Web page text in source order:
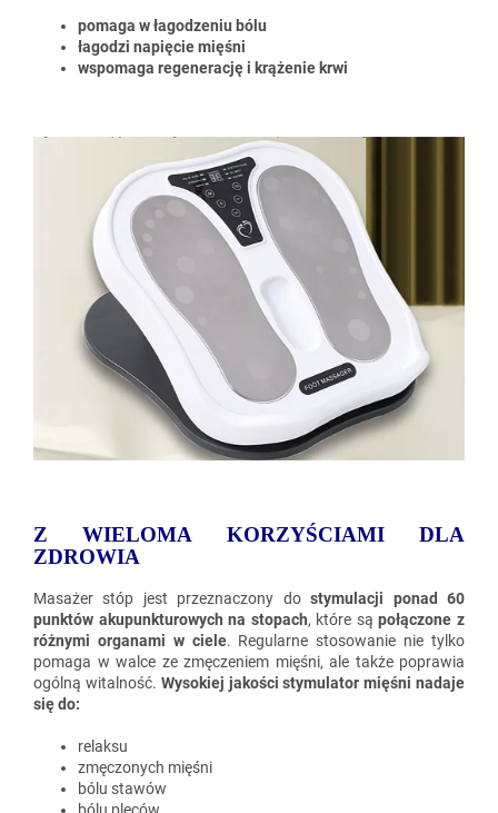
pomaga w łagodzeniu bólu
łagodzi napięcie mięśni
wspomaga regenerację i krążenie krwi
Z WIELOMA KORZYŚCIAMI DLA
ZDROWIA
Masażer stóp jest przeznaczony dostymulacji ponad 60
punktów akupunkturowych na stopach, które sąpołączone z
różnymi organami w ciele. Regularne stosowanie nie tylko
pomaga w walce ze zmęczeniem mięśni, ale także poprawia
ogólną witalność. Wysokiej jakości stymulator mięśni nadaje
się do:
relaksu
zmęczonych mięśni
bólu stawów
bólu pleców